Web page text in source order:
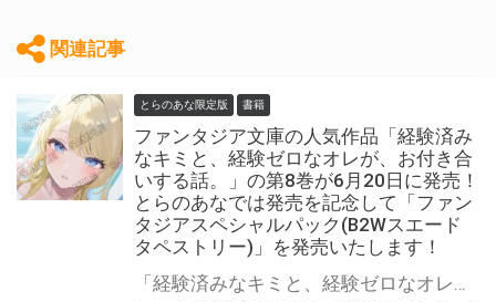
関連記事
とらのあな限定版 書籍
ファンタジア文庫の人気作品「経験済み
なキミと、経験ゼロなオレが、お付き合
いする話。」の第8巻が6月20日に発売！
とらのあなでは発売を記念して「ファン
タジアスペシャルパック(B2Wスエード
タペストリー)」を発売いたします！
「経験済みなキミと、経験ゼロなオレが、お付き合いする話。」最新第8巻が6月20日(木)に発売！ とらのあなでは発売を記念して「ファンタジアスペシャルパック(B2Wスエードタペストリー)」を発売いたします。 数量限定となりますので是非お早めにお求めください！